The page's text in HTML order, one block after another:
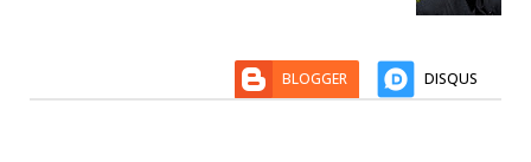
BLOGGER DISQUS